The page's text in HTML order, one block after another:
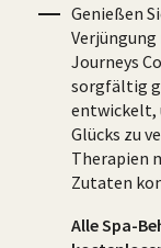
Genießen
Journeys
sorgfältig
entwickelt,
Glücks zu
Therapien
Zutaten
Alle Spa-